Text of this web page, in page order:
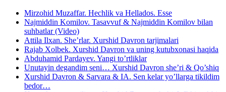
Mirzohid Muzaffar. Hechlik va Hellados. Esse
Najmiddin Komilov. Tasavvuf & Najmiddin Komilov bilan
suhbatlar (Video)
Attila Ilxan. She’rlar. Xurshid Davron tarjimalari
Rajab Xolbek. Xurshid Davron va uning kutubxonasi haqida
Abduhamid Pardayev. Yangi to’rtliklar
Unutayin degandim seni… Xurshid Davron she’ri & Qo’shiq
Xurshid Davron & Sarvara & IA. Sen kelar yo’llarga tikildim
bedor…